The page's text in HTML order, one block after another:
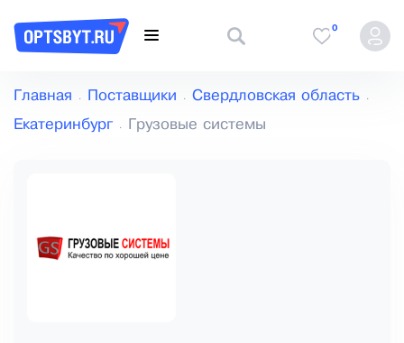
0
Главная Поставщики Свердловская область
Екатеринбург Грузовые системы